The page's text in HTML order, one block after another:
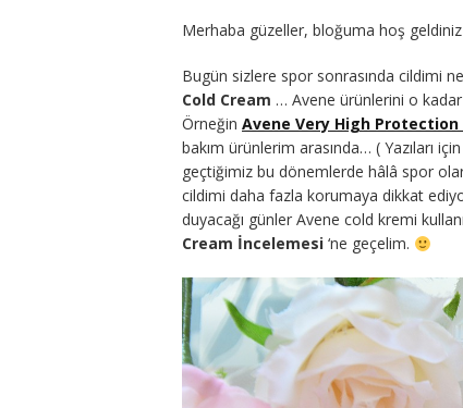
Merhaba güzeller, bloğuma hoş
Bugün sizlere spor sonrasında cildimi
Cold Cream … Avene ürünlerini o
Örneğin Avene Very High Protection
bakım ürünlerim arasında… ( Yazıları
geçtiğimiz bu dönemlerde hâlâ spor
cildimi daha fazla korumaya dikkat
duyacağı günler Avene cold kremi
Cream İncelemesi ‘ne geçelim.